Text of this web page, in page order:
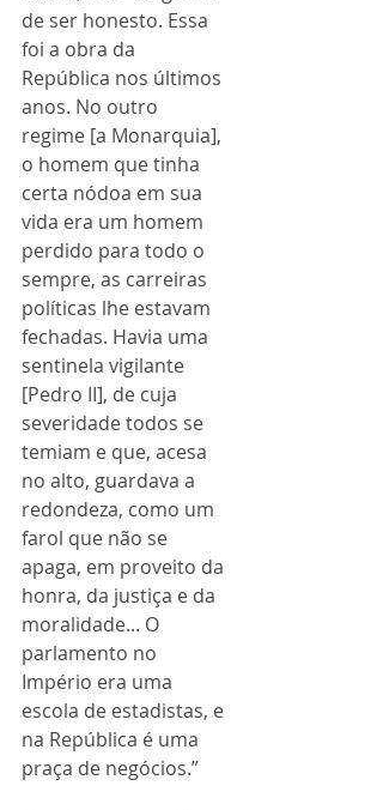
de ser honesto. Essa
foi a obra da
República nos últimos
anos. No outro
regime [a Monarquia],
o homem que tinha
certa nódoa em sua
vida era um homem
perdido para todo o
sempre, as carreiras
políticas lhe estavam
fechadas. Havia uma
sentinela vigilante
[Pedro II], de cuja
severidade todos se
temiam e que, acesa
no alto, guardava a
redondeza, como um
farol que não se
apaga, em proveito da
honra, da justiça e da
moralidade... O
parlamento no
Império era uma
escola de estadistas, e
na República é uma
praça de negócios.”